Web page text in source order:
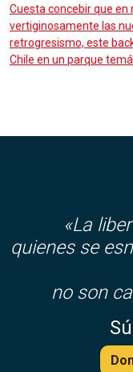
Cuesta concebir que
vertiginosamente las
retrogresismo, este
Chile en un parque
«La
quienes se
no son